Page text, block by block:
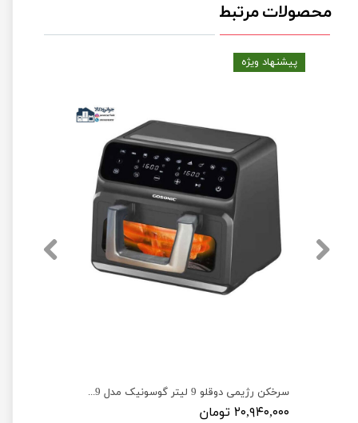
محصولات مرتبط
سرخکن رژیمی دوقلو 9 لیتر گوسونیک مدل Gosonic GAF-659
۲۰,۹۴۰,۰۰۰ تومان
پیشنهاد ویژه